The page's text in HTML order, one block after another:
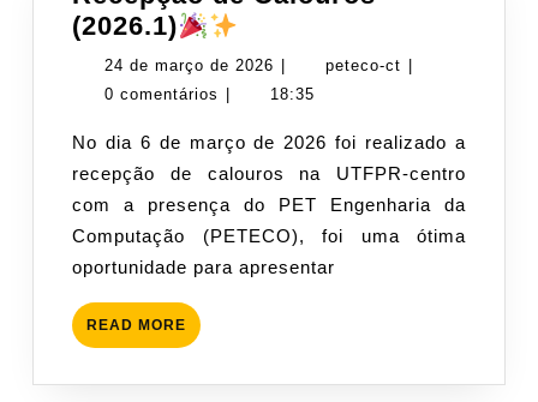
(2026.1)
de
Calouros
24 de março de 2026 24
de
de
2026
peteco-ct peteco-
0 comentários
18:35
No dia 6 de março de 2026 foi realizado a
recepção de calouros na UTFPR-centro
com a presença do PET Engenharia da
Computação (PETECO), foi uma ótima
oportunidade para apresentar
READ MORE READ
MORE